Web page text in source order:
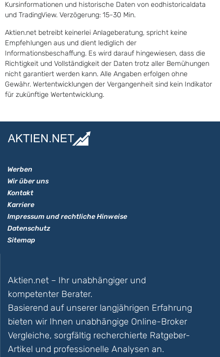
Kursinformationen und historische Daten von eodhistoricaldata
und TradingView. Verzögerung: 15-30 Min.
Aktien.net betreibt keinerlei Anlageberatung, spricht keine
Empfehlungen aus und dient lediglich der
Informationsbeschaffung. Es wird darauf hingewiesen, dass die
Richtigkeit und Vollständigkeit der Daten trotz aller Bemühungen
nicht garantiert werden kann. Alle Angaben erfolgen ohne
Gewähr. Wertentwicklungen der Vergangenheit sind kein Indikator
für zukünftige Wertentwicklung.
Werben
Wir über uns
Kontakt
Karriere
Impressum und rechtliche Hinweise
Datenschutz
Sitemap
Aktien.net – Ihr unabhängiger und
kompetenter Berater.
Basierend auf unserer langjährigen Erfahrung
bieten wir Ihnen unabhängige Online-Broker
Vergleiche, sorgfältig recherchierte Ratgeber-
Artikel und professionelle Analysen an.